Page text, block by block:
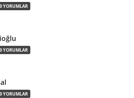
0 YORUMLAR
0 YORUMLAR
0 YORUMLAR